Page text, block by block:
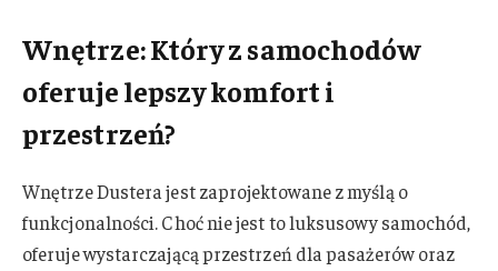
Wnętrze: Który z samochodów
oferuje lepszy komfort i
przestrzeń?
Wnętrze Dustera jest zaprojektowane z myślą o
funkcjonalności. Choć nie jest to luksusowy samochód,
oferuje wystarczającą przestrzeń dla pasażerów oraz